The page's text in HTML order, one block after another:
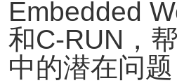
Embedded
和C-RUN，
中的潜在问